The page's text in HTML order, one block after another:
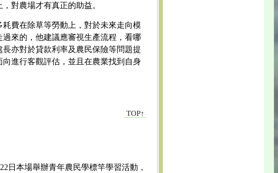
對農場才有真正的助益。
費在除草等勞動上，對於未來走向模
來的，他建議應審視生產流程，看哪
亦對於貸款利率及農民保險等問題提
進行客觀評估，並且在農業找到自身
TOP↑
日本場舉辦青年農民學標竿學習活動，